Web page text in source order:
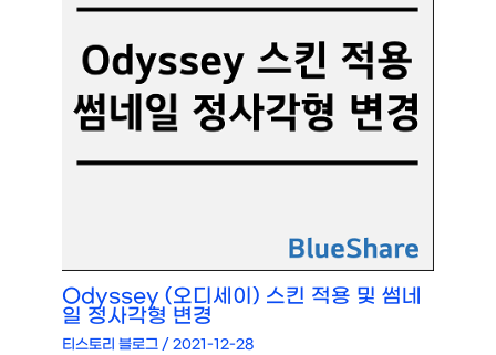
Odyssey (오디세이) 스킨 적용 및 썸네
일 정사각형 변경
티스토리 블로그 /2021-12-28